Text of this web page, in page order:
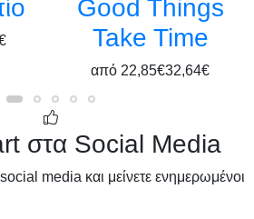
Good Things
Take Time
από 22,85€32,64€
στα Social Media
media και μείνετε ενημερωμένοι